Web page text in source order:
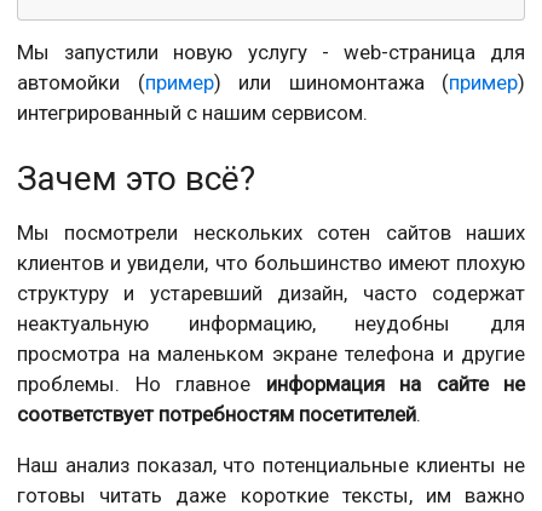
Мы запустили новую услугу - web-страница для
автомойки (пример) или шиномонтажа (пример)
интегрированный с нашим сервисом.
Зачем это всё?
Мы посмотрели нескольких сотен сайтов наших
клиентов и увидели, что большинство имеют плохую
структуру и устаревший дизайн, часто содержат
неактуальную информацию, неудобны для
просмотра на маленьком экране телефона и другие
проблемы. Но главное информация на сайте не
соответствует потребностям посетителей.
Наш анализ показал, что потенциальные клиенты не
готовы читать даже короткие тексты, им важно